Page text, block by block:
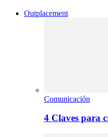
Outplacement
Comunicación
4 Claves para